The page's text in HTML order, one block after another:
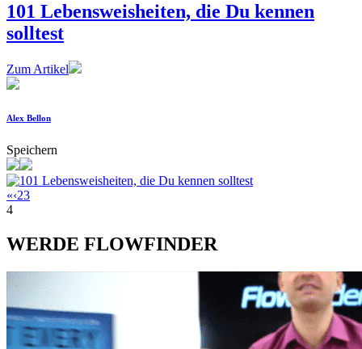
101 Lebensweisheiten, die Du kennen
solltest
Zum Artikel
Alex Bellon
Speichern
«‹23
4
WERDE FLOWFINDER